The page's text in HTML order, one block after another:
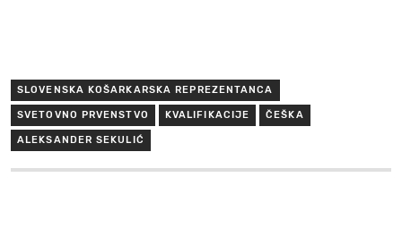
SLOVENSKA KOŠARKARSKA REPREZENTANCA
SVETOVNO PRVENSTVO KVALIFIKACIJE ČEŠKA
ALEKSANDER SEKULIĆ